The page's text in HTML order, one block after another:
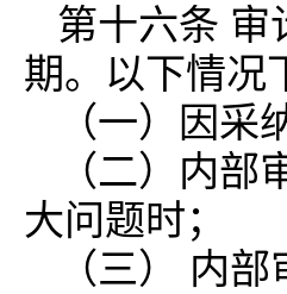
第十六条 审
期。以下情况
（一）因
（二）内
大问题时；
（三） 内